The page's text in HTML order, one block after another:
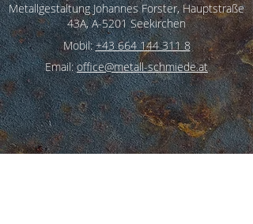
Metallgestaltung Johannes Forster,Hauptstraße
43A, A-5201 Seekirchen
Mobil:+43 664 144 311 8
Email:office@metall-schmiede.at